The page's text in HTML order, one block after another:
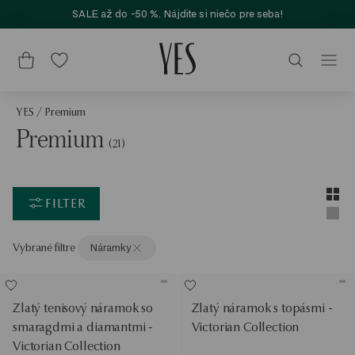
SALE až do -50 %. Nájdite si niečo pre seba!
YES / Premium
Premium (21)
FILTER
Vybrané filtre Náramky
Zlatý tenisový náramok so
smaragdmi a diamantmi -
Victorian Collection
Zlatý náramok s topásmi -
Victorian Collection